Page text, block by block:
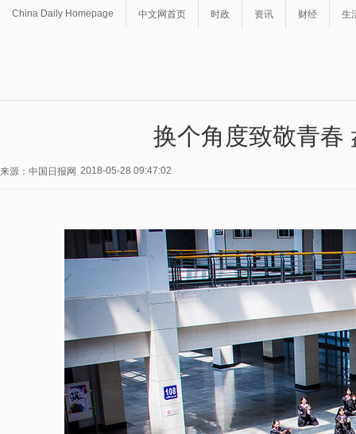
China Daily Homepage 中文网首页 时政 资讯 财经 生
换个角度致敬青春
来源：中国日报网 2018-05-28 09:47:02